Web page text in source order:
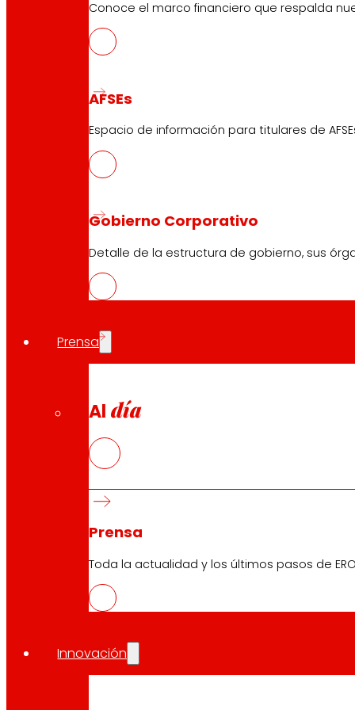
Conoce el marco financiero que respalda
AFSEs
Espacio de información para titulares de
Gobierno Corporativo
Detalle de la estructura de gobierno, sus
Prensa
Al día
Prensa
Toda la actualidad y los últimos pasos de
Innovación